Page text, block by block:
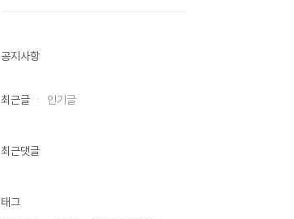
공지사항
최근글 인기글
최근댓글
태그